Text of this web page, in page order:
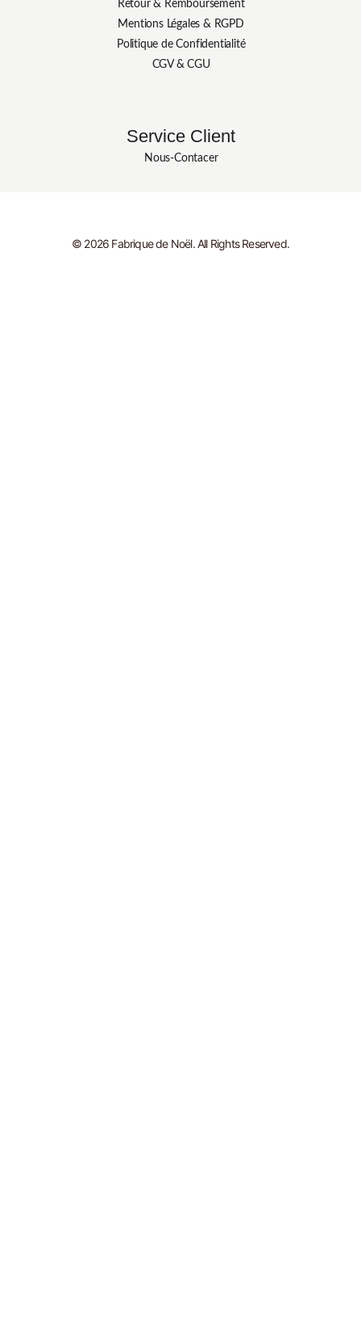
Retour & Remboursement
Mentions Légales & RGPD
Politique de Confidentialité
CGV & CGU
Service Client
Nous-Contacer
© 2026 Fabrique de Noël. All Rights Reserved.